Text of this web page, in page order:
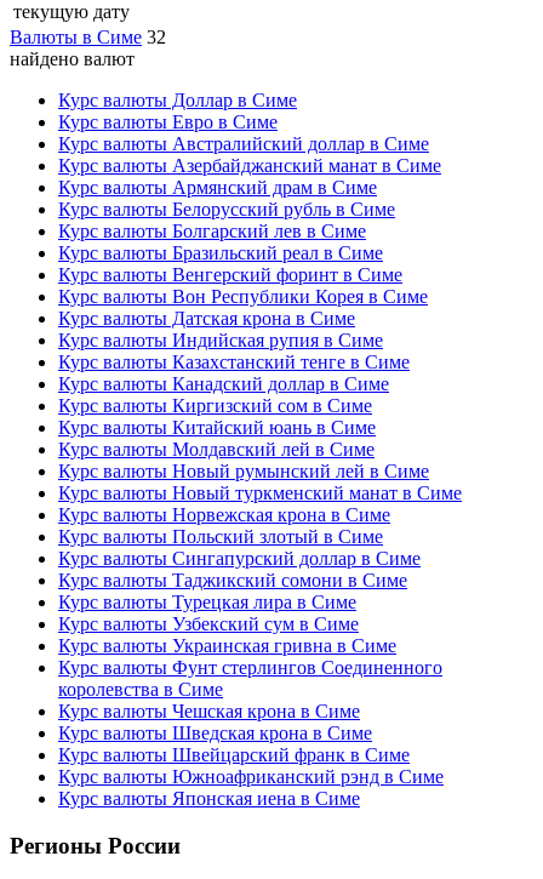
текущую дату
Валюты в Симе 32
найдено валют
Курс валюты Доллар в Симе
Курс валюты Евро в Симе
Курс валюты Австралийский доллар в Симе
Курс валюты Азербайджанский манат в Симе
Курс валюты Армянский драм в Симе
Курс валюты Белорусский рубль в Симе
Курс валюты Болгарский лев в Симе
Курс валюты Бразильский реал в Симе
Курс валюты Венгерский форинт в Симе
Курс валюты Вон Республики Корея в Симе
Курс валюты Датская крона в Симе
Курс валюты Индийская рупия в Симе
Курс валюты Казахстанский тенге в Симе
Курс валюты Канадский доллар в Симе
Курс валюты Киргизский сом в Симе
Курс валюты Китайский юань в Симе
Курс валюты Молдавский лей в Симе
Курс валюты Новый румынский лей в Симе
Курс валюты Новый туркменский манат в Симе
Курс валюты Норвежская крона в Симе
Курс валюты Польский злотый в Симе
Курс валюты Сингапурский доллар в Симе
Курс валюты Таджикский сомони в Симе
Курс валюты Турецкая лира в Симе
Курс валюты Узбекский сум в Симе
Курс валюты Украинская гривна в Симе
Курс валюты Фунт стерлингов Соединенного
королевства в Симе
Курс валюты Чешская крона в Симе
Курс валюты Шведская крона в Симе
Курс валюты Швейцарский франк в Симе
Курс валюты Южноафриканский рэнд в Симе
Курс валюты Японская иена в Симе
Регионы России